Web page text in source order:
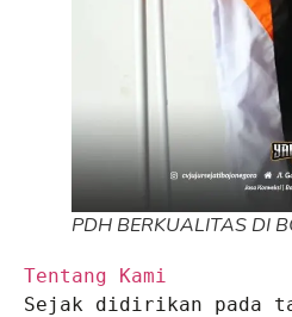
PDH BERKUALITAS DI
Tentang Kami
Sejak didirikan pada